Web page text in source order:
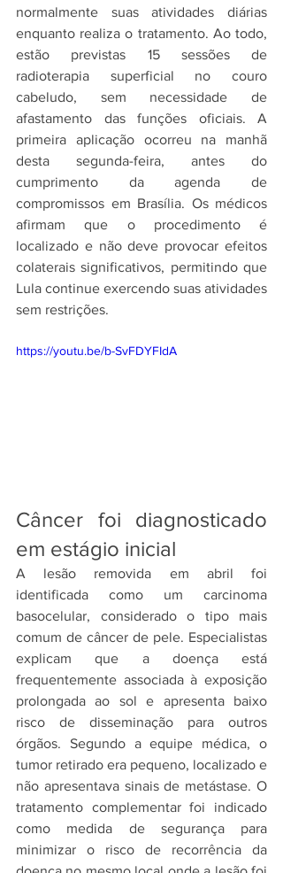
normalmente suas atividades diárias
enquanto realiza o tratamento. Ao todo,
estão previstas 15 sessões de
radioterapia superficial no couro
cabeludo, sem necessidade de
afastamento das funções oficiais. A
primeira aplicação ocorreu na manhã
desta segunda-feira, antes do
cumprimento da agenda de
compromissos em Brasília. Os médicos
afirmam que o procedimento é
localizado e não deve provocar efeitos
colaterais significativos, permitindo que
Lula continue exercendo suas atividades
sem restrições.
https://youtu.be/b-SvFDYFIdA
Câncer foi diagnosticado
em estágio inicial
A lesão removida em abril foi
identificada como um carcinoma
basocelular, considerado o tipo mais
comum de câncer de pele. Especialistas
explicam que a doença está
frequentemente associada à exposição
prolongada ao sol e apresenta baixo
risco de disseminação para outros
órgãos. Segundo a equipe médica, o
tumor retirado era pequeno, localizado e
não apresentava sinais de metástase. O
tratamento complementar foi indicado
como medida de segurança para
minimizar o risco de recorrência da